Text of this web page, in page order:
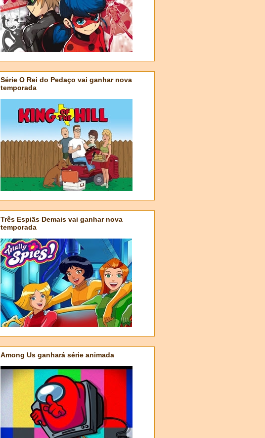
Série O Rei do Pedaço vai ganhar nova
temporada
Três Espiãs Demais vai ganhar nova
temporada
Among Us ganhará série animada